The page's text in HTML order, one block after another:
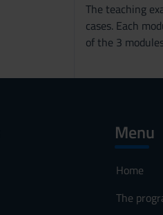
The teaching
cases. Each
of the 3
Menu
Home
The